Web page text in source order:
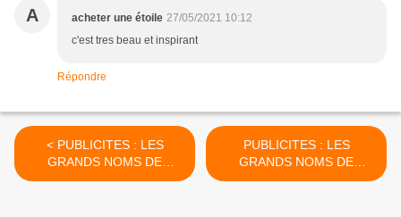
A acheter une étoile 27/05/2021 10:12
c'est tres beau et inspirant
Répondre
< PUBLICITES : LES
GRANDS NOMS DE
L'AFFICHE... CAPPIELLO
PUBLICITES : LES
GRANDS NOMS DE
L'AFFICHE... CAPPIELLO